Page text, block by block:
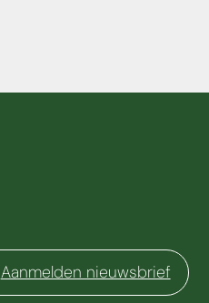
Aanmelden nieuwsbrief